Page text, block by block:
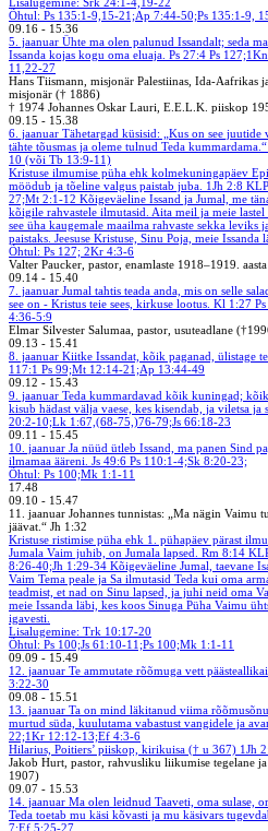
Õhtul: Ps 135:1-9,15-21;Ap 7:44-50;Ps 135:1-9,
09.16 - 15.36
5. jaanuar Ühte ma olen palunud Issandalt; seda
Issanda kojas kogu oma eluaja. Ps 27:4 Ps
11,22-27
Hans Tiismann, misjonär Palestiinas, Ida-Aafrikas
misjonär († 1886)
† 1974 Johannes Oskar Lauri, E.E.L.K. piiskop
09.15 - 15.38
6. jaanuar Tähetargad küsisid: „Kus on see
tähte tõusmas ja oleme tulnud Teda
10 (või Tb 13:9-11)
Kristuse ilmumise püha ehk kolmekuningapäev
möödub ja tõeline valgus paistab juba. 1Jh 2:8
27;Mt 2:1-12 Kõigeväeline Issand ja Jumal, me
kõigile rahvastele ilmutasid. Aita meil ja meie
see üha kaugemale maailma rahvaste sekka
paistaks. Jeesuse Kristuse, Sinu Poja, meie Issanda
Õhtul: Ps 127; 2Kr 4:3-6
Valter Paucker, pastor, enamlaste 1918–1919.
09.14 - 15.40
7. jaanuar Jumal tahtis teada anda, mis on selle
see on - Kristus teie sees, kirkuse lootus. Kl 1:27
4:36-5:9
Elmar Silvester Salumaa, pastor, usuteadlane
09.13 - 15.41
8. jaanuar Kiitke Issandat, kõik paganad, ülistage
117:1 Ps 99;Mt 12:14-21;Ap 13:44-49
09.12 - 15.43
9. jaanuar Teda kummardavad kõik kuningad;
kisub hädast välja vaese, kes kisendab, ja viletsa
20:2-10;Lk 1:67,(68-75,)76-79;Js 66:18-23
09.11 - 15.45
10. jaanuar Ja nüüd ütleb Issand, ma panen Sind
ilmamaa ääreni. Js 49:6 Ps 110:1-4;Sk 8:20-23;
Õhtul: Ps 100;Mk 1:1-11
17.48
09.10 - 15.47
11. jaanuar Johannes tunnistas: „Ma nägin Vaimu
jäävat.“ Jh 1:32
Kristuse ristimise püha ehk 1. pühapäev pärast
Jumala Vaim juhib, on Jumala lapsed. Rm 8:14
8:26-40;Jh 1:29-34 Kõigeväeline Jumal, taevane
Vaim Tema peale ja Sa ilmutasid Teda kui oma
teadmist, et nad on Sinu lapsed, ja juhi neid oma
meie Issanda läbi, kes koos Sinuga Püha Vaimu
igavesti.
Lisalugemine: Trk 10:17-20
Õhtul: Ps 100;Js 61:10-11;Ps 100;Mk 1:1-11
09.09 - 15.49
12. jaanuar Te ammutate rõõmuga vett
3:22-30
09.08 - 15.51
13. jaanuar Ta on mind läkitanud viima
murtud süda, kuulutama vabastust vangidele ja
22;1Kr 12:12-13;Ef 4:3-6
Hilarius, Poitiers’ piiskop, kirikuisa († u 367) 1Jh
Jakob Hurt, pastor, rahvusliku liikumise tegelane
1907)
09.07 - 15.53
14. jaanuar Ma olen leidnud Taaveti, oma sulase,
Teda toetab mu käsi kõvasti ja mu käsivars
7;Ef 5:25-27